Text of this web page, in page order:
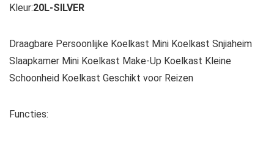
Kleur:20L-SILVER
Draagbare Persoonlijke Koelkast Mini Koelkast Snjiaheim
Slaapkamer Mini Koelkast Make-Up Koelkast Kleine
Schoonheid Koelkast Geschikt voor Reizen
Functies: